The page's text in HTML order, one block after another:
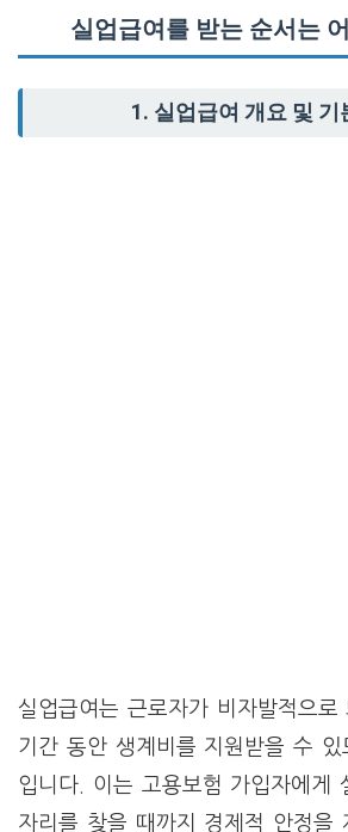
실업급여를 받는 순서는
1. 실업급여 개요 및 기
실업급여는 근로자가 비자발적으로
기간 동안 생계비를 지원받을 수
입니다. 이는 고용보험 가입자에게
자리를 찾을 때까지 경제적 안정을